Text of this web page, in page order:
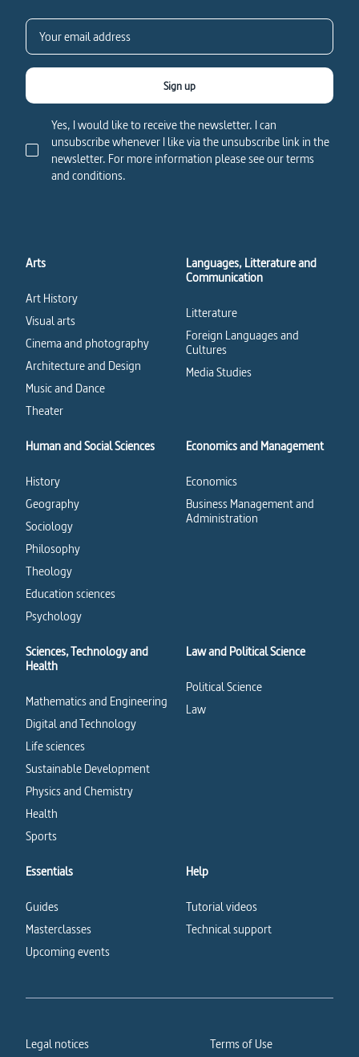
Yes, I would like to receive the newsletter. I can
unsubscribe whenever I like via the unsubscribe link in the
newsletter. For more information please see our terms
and conditions.
Sign up
Arts
Art History
Visual arts
Cinema and photography
Architecture and Design
Music and Dance
Theater
Languages, Litterature and
Communication
Litterature
Foreign Languages and
Cultures
Media Studies
Human and Social Sciences
History
Geography
Sociology
Philosophy
Theology
Education sciences
Psychology
Economics and Management
Economics
Business Management and
Administration
Sciences, Technology and
Health
Mathematics and Engineering
Digital and Technology
Life sciences
Sustainable Development
Physics and Chemistry
Health
Sports
Law and Political Science
Political Science
Law
Essentials
Guides
Masterclasses
Upcoming events
Help
Tutorial videos
Technical support
Legal notices Terms of Use